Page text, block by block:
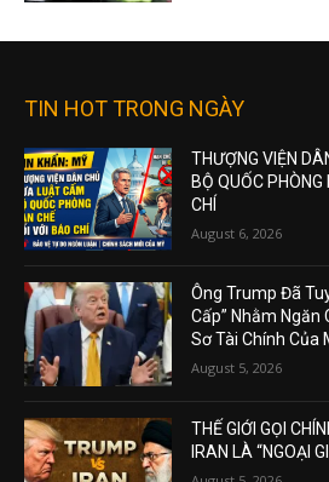
TIN HOT TRONG NGÀY
THƯỢNG VIỆN
BỘ QUỐC
CHÍ
August 6, 2026
Ông Trump Đã
Cấp” Nhằm Ngăn
Sơ Tài Chính Của
August 5, 2026
THẾ GIỚI GỌI
IRAN LÀ “NGOẠI